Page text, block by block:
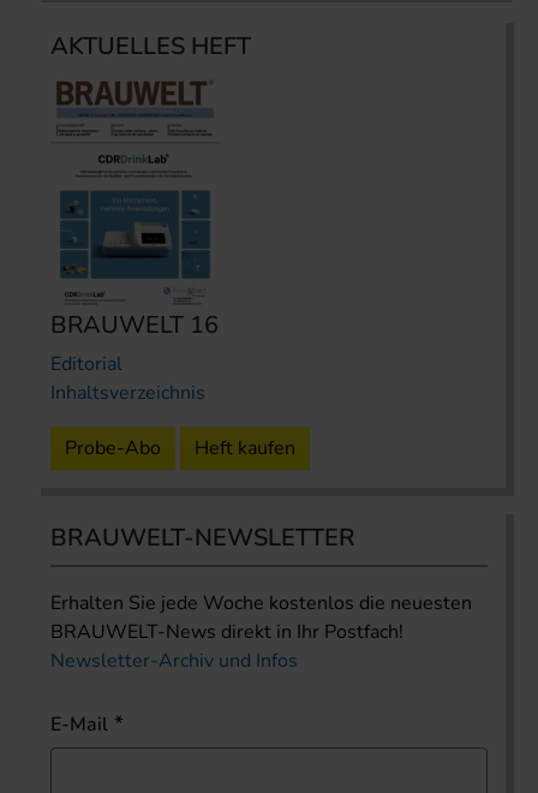
AKTUELLES HEFT
BRAUWELT 16
Editorial
Inhaltsverzeichnis
Probe-Abo Heft kaufen
BRAUWELT-NEWSLETTER
Erhalten Sie jede Woche kostenlos die neuesten
BRAUWELT-News direkt in Ihr Postfach!
Newsletter-Archiv und Infos
E-Mail